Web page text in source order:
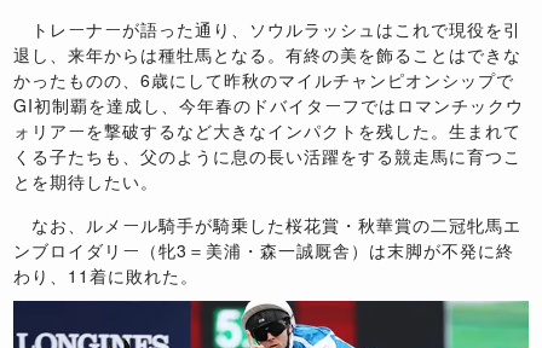
トレーナーが語った通り、ソウルラッシュはこれで現役を引
退し、来年からは種牡馬となる。有終の美を飾ることはできな
かったものの、6歳にして昨秋のマイルチャンピオンシップで
GI初制覇を達成し、今年春のドバイターフではロマンチックウ
ォリアーを撃破するなど大きなインパクトを残した。生まれて
くる子たちも、父のように息の長い活躍をする競走馬に育つこ
とを期待したい。
なお、ルメール騎手が騎乗した桜花賞・秋華賞の二冠牝馬エ
ンブロイダリー（牝3＝美浦・森一誠厩舎）は末脚が不発に終
わり、11着に敗れた。